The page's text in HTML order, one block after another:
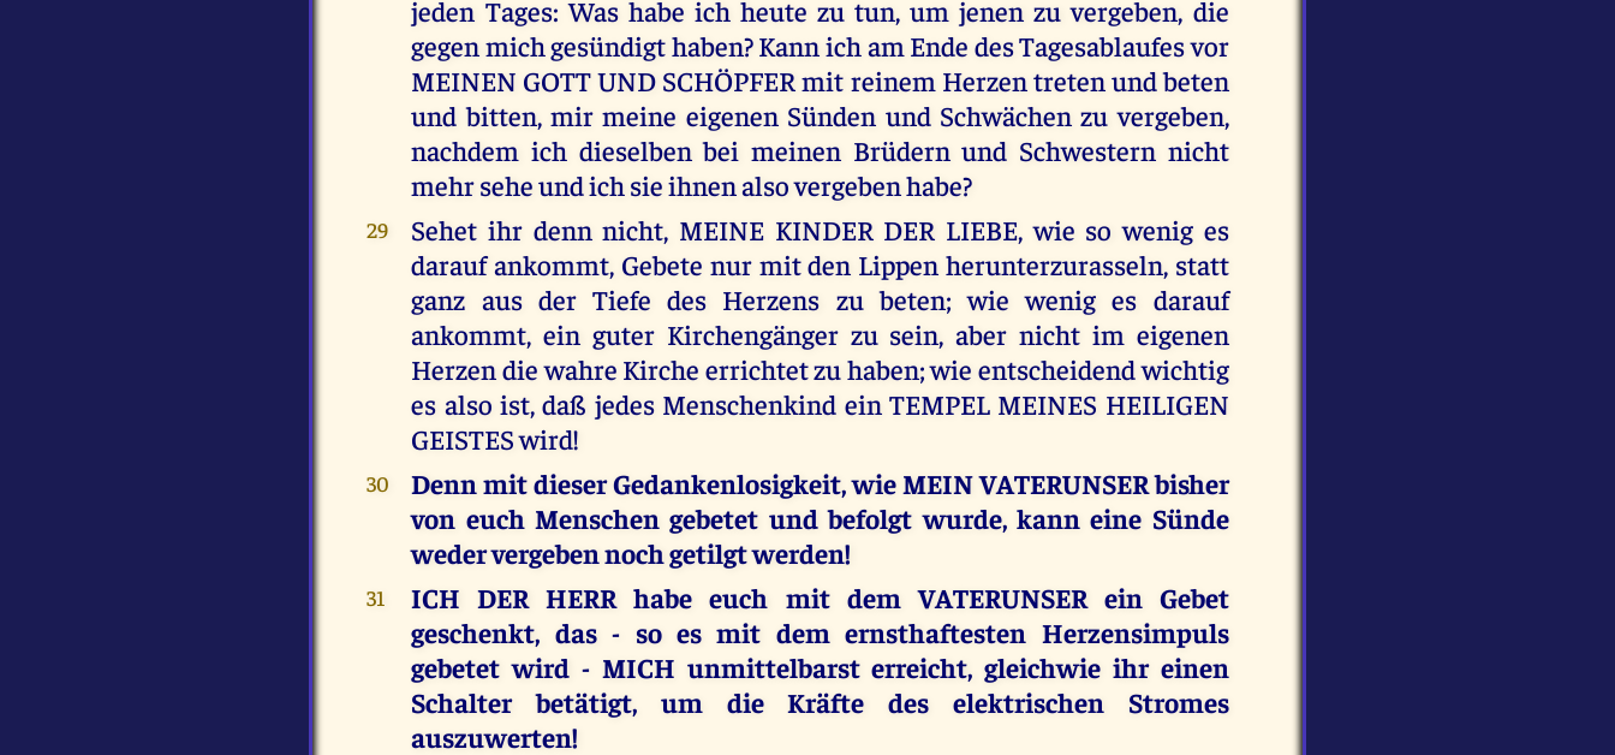
jeden Tages: Was habe ich heute zu tun, um jenen zu vergeben, die
gegen mich gesündigt haben? Kann ich am Ende des Tagesablaufes vor
MEINEN GOTT UND SCHÖPFER mit reinem Herzen treten und beten
und bitten, mir meine eigenen Sünden und Schwächen zu vergeben,
nachdem ich dieselben bei meinen Brüdern und Schwestern nicht
mehr sehe und ich sie ihnen also vergeben habe?
29
Sehet ihr denn nicht, MEINE KINDER DER LIEBE, wie so wenig es
darauf ankommt, Gebete nur mit den Lippen herunterzurasseln, statt
ganz aus der Tiefe des Herzens zu beten; wie wenig es darauf
ankommt, ein guter Kirchengänger zu sein, aber nicht im eigenen
Herzen die wahre Kirche errichtet zu haben; wie entscheidend wichtig
es also ist, daß jedes Menschenkind ein TEMPEL MEINES HEILIGEN
GEISTES wird!
30
Denn mit dieser Gedankenlosigkeit, wie MEIN VATERUNSER bisher
von euch Menschen gebetet und befolgt wurde, kann eine Sünde
weder vergeben noch getilgt werden!
31
ICH DER HERR habe euch mit dem VATERUNSER ein Gebet
geschenkt, das - so es mit dem ernsthaftesten Herzensimpuls
gebetet wird - MICH unmittelbarst erreicht, gleichwie ihr einen
Schalter betätigt, um die Kräfte des elektrischen Stromes
auszuwerten!